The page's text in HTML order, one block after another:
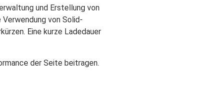
und Erstellung von
von Solid-
Eine kurze Ladedauer
der Seite beitragen.